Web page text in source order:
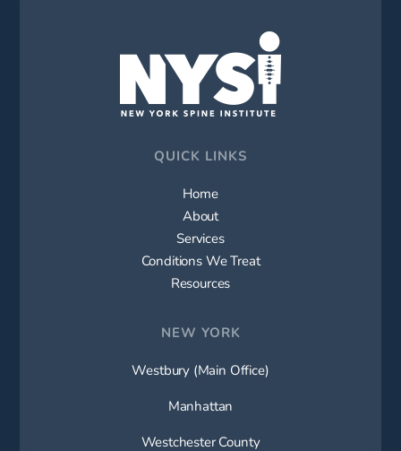
QUICK LINKS
Home
About
Services
Conditions We Treat
Resources
NEW YORK
Westbury (Main Office)
Manhattan
Westchester County